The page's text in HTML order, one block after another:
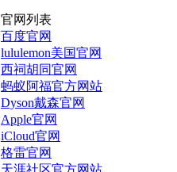
官网列表
百度官网
lululemon美国官网
西祠胡同官网
蚂蚁阿福官方网站
Dyson戴森官网
Apple官网
iCloud官网
格雷官网
天涯社区官方网站